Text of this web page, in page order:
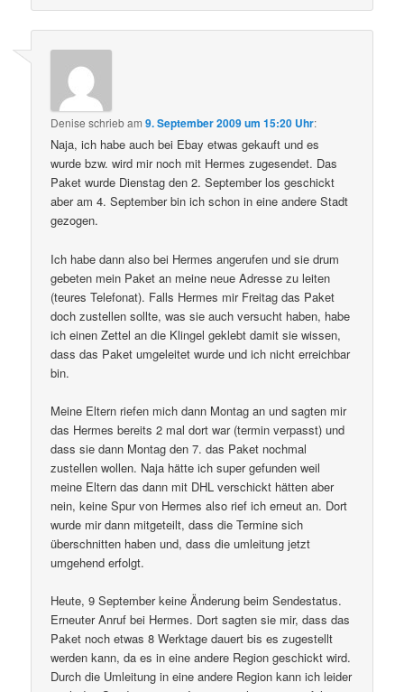
Denise schriebam9. September 2009 um 15:20 Uhr:
Naja, ich habe auch bei Ebay etwas gekauft und es
wurde bzw. wird mir noch mit Hermes zugesendet. Das
Paket wurde Dienstag den 2. September los geschickt
aber am 4. September bin ich schon in eine andere Stadt
gezogen.
Ich habe dann also bei Hermes angerufen und sie drum
gebeten mein Paket an meine neue Adresse zu leiten
(teures Telefonat). Falls Hermes mir Freitag das Paket
doch zustellen sollte, was sie auch versucht haben, habe
ich einen Zettel an die Klingel geklebt damit sie wissen,
dass das Paket umgeleitet wurde und ich nicht erreichbar
bin.
Meine Eltern riefen mich dann Montag an und sagten mir
das Hermes bereits 2 mal dort war (termin verpasst) und
dass sie dann Montag den 7. das Paket nochmal
zustellen wollen. Naja hätte ich super gefunden weil
meine Eltern das dann mit DHL verschickt hätten aber
nein, keine Spur von Hermes also rief ich erneut an. Dort
wurde mir dann mitgeteilt, dass die Termine sich
überschnitten haben und, dass die umleitung jetzt
umgehend erfolgt.
Heute, 9 September keine Änderung beim Sendestatus.
Erneuter Anruf bei Hermes. Dort sagten sie mir, dass das
Paket noch etwas 8 Werktage dauert bis es zugestellt
werden kann, da es in eine andere Region geschickt wird.
Durch die Umleitung in eine andere Region kann ich leider